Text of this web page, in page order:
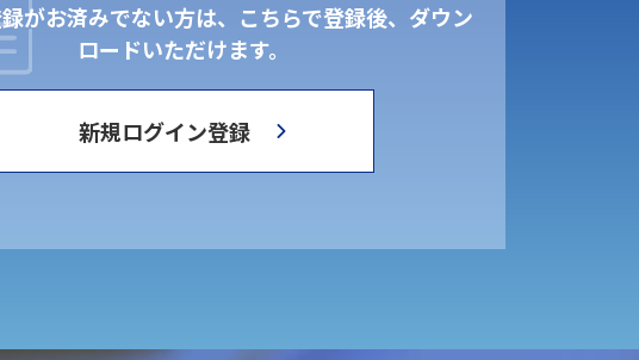
がお済みでない方は、こちらで登録後、ダウン
ロードいただけます。
新規ログイン登録